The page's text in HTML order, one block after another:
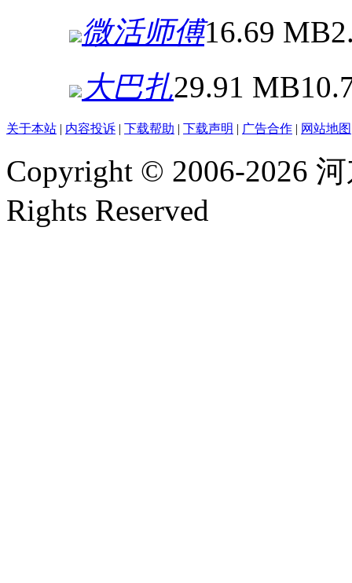
微活师傅16.69 MB
大巴扎29.91 MB
关于本站 | 内容投诉 | 下载帮助 | 下载声明 | 广告合作 | 网站地图
Copyright © 2006-2026 河
Rights Reserved